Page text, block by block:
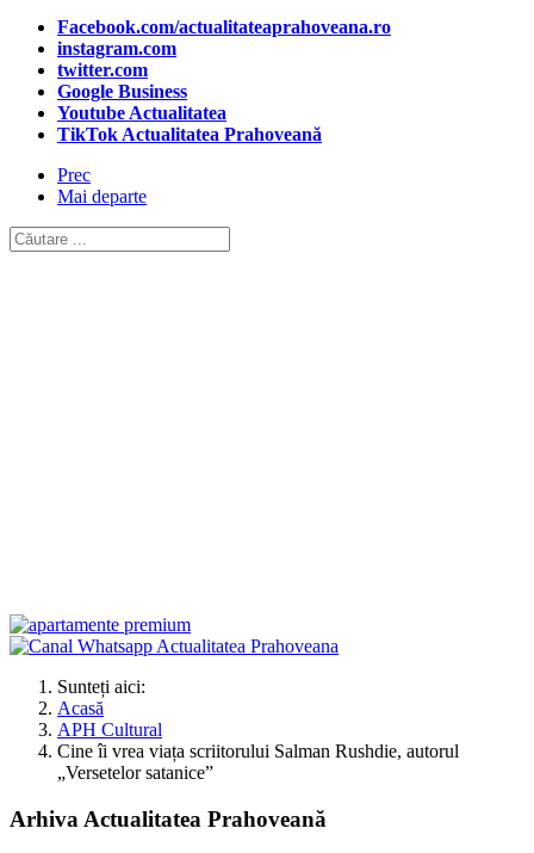
Facebook.com/actualitateaprahoveana.ro
instagram.com
twitter.com
Google Business
Youtube Actualitatea
TikTok Actualitatea Prahoveană
Prec
Mai departe
Sunteți aici:
Acasă
APH Cultural
Cine îi vrea viața scriitorului Salman Rushdie, autorul
„Versetelor satanice”
Arhiva Actualitatea Prahoveană